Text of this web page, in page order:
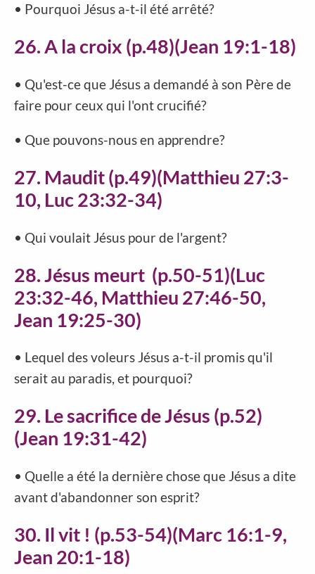
• Pourquoi Jésus a-t-il été arrêté?
26. A la croix (p.48)(Jean 19:1-18)
• Qu'est-ce que Jésus a demandé à son Père de
faire pour ceux qui l'ont crucifié?
• Que pouvons-nous en apprendre?
27. Maudit (p.49)(Matthieu 27:3-
10, Luc 23:32-34)
• Qui voulait Jésus pour de l'argent?
28. Jésus meurt (p.50-51)(Luc
23:32-46, Matthieu 27:46-50,
Jean 19:25-30)
• Lequel des voleurs Jésus a-t-il promis qu'il
serait au paradis, et pourquoi?
29. Le sacrifice de Jésus (p.52)
(Jean 19:31-42)
• Quelle a été la dernière chose que Jésus a dite
avant d'abandonner son esprit?
30. Il vit ! (p.53-54)(Marc 16:1-9,
Jean 20:1-18)